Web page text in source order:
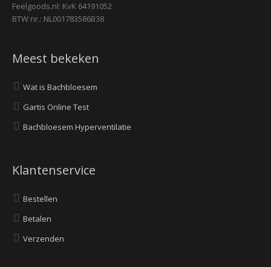
Feelgoods.nl: KvK 64191052
BTW nr.: NL001783586B38
Meest bekeken
Wat is Bachbloesem
Gartis Online Test
Bachbloesem Hyperventilatie
Klantenservice
Bestellen
Betalen
Verzenden